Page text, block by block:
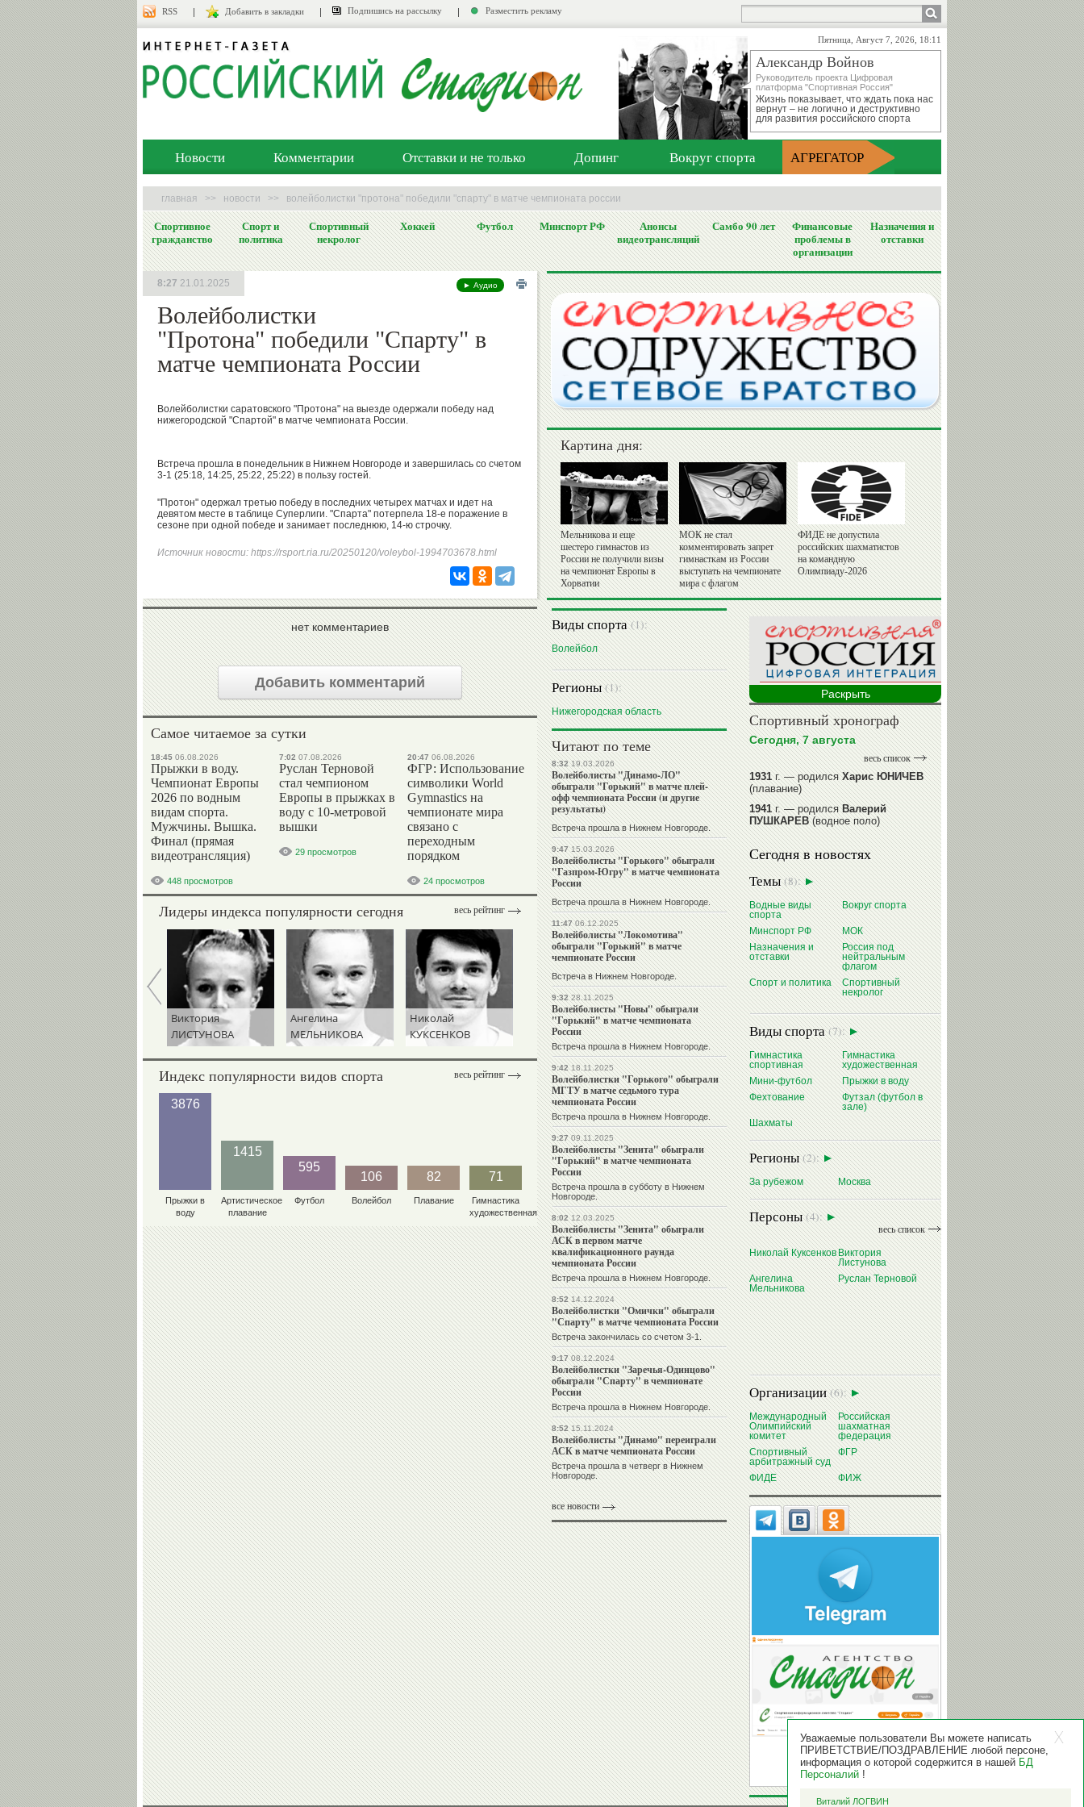
RSS Добавить в закладки Подпишись на рассылку Разместить рекламу
Пятница, Август 7, 2026, 18:11
Александр Войнов
Руководитель проекта Цифровая
платформа "Спортивная Россия"
Жизнь показывает, что ждать пока нас
вернут – не логично и деструктивно
для развития российского спорта
Новости Комментарии Отставки и не только Допинг Вокруг спорта АГРЕГАТОР
главная >> новости >> волейболистки "протона" победили "спарту" в матче чемпионата россии
Спортивное
гражданство
Спорт и
политика
Спортивный
некролог
Хоккей Футбол Минспорт РФ
Анонсы
видеотрансляций
Самбо 90 лет
Финансовые
проблемы в
организации
Назначения и
отставки
► Аудио
Волейболистки
"Протона" победили "Спарту" в
матче чемпионата России
8:27 21.01.2025
Волейболистки саратовского "Протона" на выезде одержали победу над
нижегородской "Спартой" в матче чемпионата России.
Встреча прошла в понедельник в Нижнем Новгороде и завершилась со счетом
3-1 (25:18, 14:25, 25:22, 25:22) в пользу гостей.
"Протон" одержал третью победу в последних четырех матчах и идет на
девятом месте в таблице Суперлиги. "Спарта" потерпела 18-е поражение в
сезоне при одной победе и занимает последнюю, 14-ю строчку.
Источник новости: https://rsport.ria.ru/20250120/voleybol-1994703678.html
нет комментариев
Добавить комментарий
Самое читаемое за сутки
18:45 06.08.2026
Прыжки в воду.
Чемпионат Европы
2026 по водным
видам спорта.
Мужчины. Вышка.
Финал (прямая
видеотрансляция)
448 просмотров
7:02 07.08.2026
Руслан Терновой
стал чемпионом
Европы в прыжках в
воду с 10-метровой
вышки
29 просмотров
20:47 06.08.2026
ФГР: Использование
символики World
Gymnastics на
чемпионате мира
связано с
переходным
порядком
24 просмотров
весь рейтинг
Лидеры индекса популярности сегодня
Виктория
ЛИСТУНОВА
Ангелина
МЕЛЬНИКОВА
Николай
КУКСЕНКОВ
весь рейтинг
Индекс популярности видов спорта
3876
Прыжки в
воду
1415
Артистическое
плавание
595
Футбол
106
Волейбол
82
Плавание
71
Гимнастика
художественная
Картина дня:
Мельникова и еще
шестеро гимнастов из
России не получили визы
на чемпионат Европы в
Хорватии
МОК не стал
комментировать запрет
гимнасткам из России
выступать на чемпионате
мира с флагом
ФИДЕ не допустила
российских шахматистов
на командную
Олимпиаду-2026
Виды спорта(1):
Волейбол
Регионы(1):
Нижегородская область
Читают по теме
8:3219.03.2026
Волейболисты "Динамо-ЛО"
обыграли "Горький" в матче плей-
офф чемпионата России (и другие
результаты)
Встреча прошла в Нижнем Новгороде.
9:4715.03.2026
Волейболисты "Горького" обыграли
"Газпром-Югру" в матче чемпионата
России
Встреча прошла в Нижнем Новгороде.
11:4706.12.2025
Волейболисты "Локомотива"
обыграли "Горький" в матче
чемпионате России
Встреча в Нижнем Новгороде.
9:3228.11.2025
Волейболисты "Новы" обыграли
"Горький" в матче чемпионата
России
Встреча прошла в Нижнем Новгороде.
9:4218.11.2025
Волейболистки "Горького" обыграли
МГТУ в матче седьмого тура
чемпионата России
Встреча прошла в Нижнем Новгороде.
9:2709.11.2025
Волейболисты "Зенита" обыграли
"Горький" в матче чемпионата
России
Встреча прошла в субботу в Нижнем
Новгороде.
8:0212.03.2025
Волейболисты "Зенита" обыграли
АСК в первом матче
квалификационного раунда
чемпионата России
Встреча прошла в Нижнем Новгороде.
8:5214.12.2024
Волейболистки "Омички" обыграли
"Спарту" в матче чемпионата России
Встреча закончилась со счетом 3-1.
9:1708.12.2024
Волейболистки "Заречья-Одинцово"
обыграли "Спарту" в чемпионате
России
Встреча прошла в Нижнем Новгороде.
8:5215.11.2024
Волейболисты "Динамо" переиграли
АСК в матче чемпионата России
Встреча прошла в четверг в Нижнем
Новгороде.
все новости
Раскрыть
Спортивный хронограф
Сегодня, 7 августа
весь список
1931г. — родилсяХарис ЮНИЧЕВ
(плавание)
1941г. — родилсяВалерий
ПУШКАРЕВ(водное поло)
1947г. — родилсяВалерий
ИЛЬИНЫХ(гимнастика спортивная)
1954г. — родилсяВалерий
ГАЗЗАЕВ(футбол)
1956г. — родилсяВладимир
РЫБАКОВ(легкая атлетика)
читать далее
Сегодня в новостях
Темы(8):
Водные виды
спорта
Вокруг спорта
Минспорт РФ
МОК
Назначения и
отставки
Россия под
нейтральным
флагом
Спорт и политика
Спортивный
некролог
Виды спорта(7):
Гимнастика
спортивная
Гимнастика
художественная
Мини-футбол
Прыжки в воду
Фехтование
Футзал (футбол в
зале)
Шахматы
Регионы(2):
За рубежом Москва
Персоны(4):
весь список
Николай КуксенковВиктория
Листунова
Ангелина
Мельникова
Руслан Терновой
Организации(6):
Международный
Олимпийский
комитет
Российская
шахматная
федерация
Спортивный
арбитражный суд
ФГР
ФИДЕ ФИЖ
Уважаемые пользователи Вы можете написать
ПРИВЕТСТВИЕ/ПОЗДРАВЛЕНИЕ любой персоне,
информация о которой содержится в нашей БД
Персоналий !
Виталий ЛОГВИН